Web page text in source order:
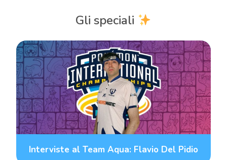
Gli speciali
Interviste al Team Aqua: Flavio Del Pidio